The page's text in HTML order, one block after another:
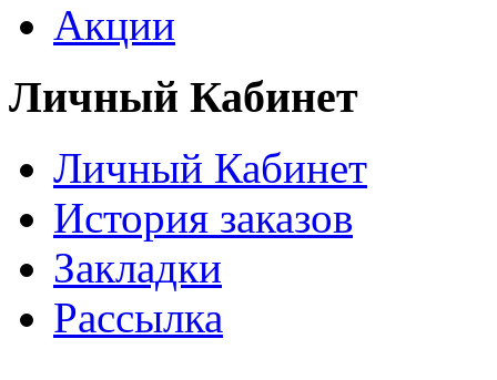
Акции
Личный Кабинет
Личный Кабинет
История заказов
Закладки
Рассылка